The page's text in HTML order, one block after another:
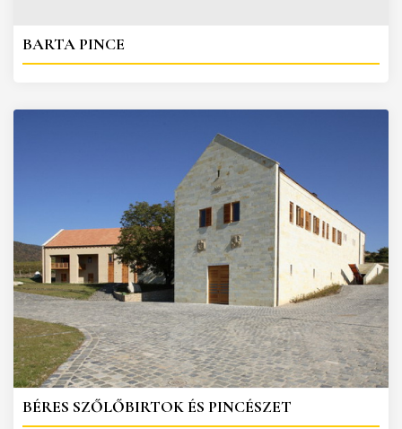
BARTA PINCE
BÉRES SZŐLŐBIRTOK ÉS PINCÉSZET